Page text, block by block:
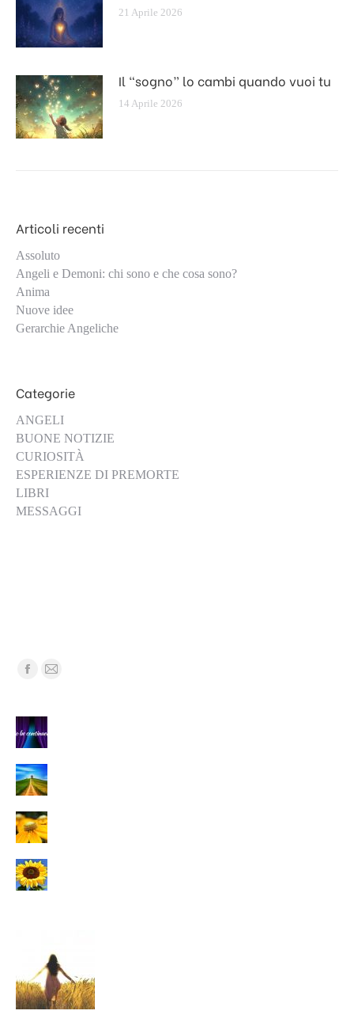
21 Aprile 2026
Il “sogno” lo cambi quando vuoi tu
14 Aprile 2026
Articoli recenti
Assoluto
Angeli e Demoni: chi sono e che cosa sono?
Anima
Nuove idee
Gerarchie Angeliche
Categorie
ANGELI
BUONE NOTIZIE
CURIOSITÀ
ESPERIENZE DI PREMORTE
LIBRI
MESSAGGI